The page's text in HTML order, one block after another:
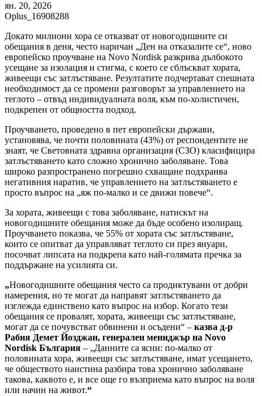
ян. 20, 2026
Oplus_16908288
Докато милиони хора се отказват от новогодишните си
обещания в деня, често наричан „Ден на отказалите се“, ново
европейско проучване на Novo Nordisk разкрива дълбокото
усещане за изолация и стигма, с което се сблъскват хората,
живеещи със затлъстяване. Резултатите подчертават спешната
необходимост да се промени разговорът за управлението на
теглото – отвъд индивидуалната воля, към по-холистичен,
подкрепен от общността подход.
Проучването, проведено в пет европейски държави,
установява, че почти половината (43%) от респондентите не
знаят, че Световната здравна организация (СЗО) класифицира
затлъстяването като сложно хронично заболяване. Това
широко разпространено погрешно схващане подхранва
негативния наратив, че управлението на затлъстяването е
просто въпрос на „яж по-малко и се движи повече“.
За хората, живеещи с това заболяване, натискът на
новогодишните обещания може да бъде особено изолиращ.
Проучването показва, че 55% от хората със затлъстяване,
които се опитват да управляват теглото си през януари,
посочват липсата на подкрепа като най-голямата пречка за
поддържане на усилията си.
„Новогодишните обещания често са продиктувани от добри
намерения, но те могат да направят затлъстяването да
изглежда единствено като въпрос на избор. Когато тези
обещания се провалят, хората, живеещи със затлъстяване,
могат да се почувстват обвинени и осъдени“ – казва д-р
Рабия Демет Йозджан, генерален мениджър на Novo
Nordisk България – „Данните са ясни: по-малко от
половината хора, живеещи със затлъстяване, имат усещането,
че обществото наистина разбира това хронично заболяване
такова, каквото е, и все още го възприема като въпрос на воля
или начин на живот.“